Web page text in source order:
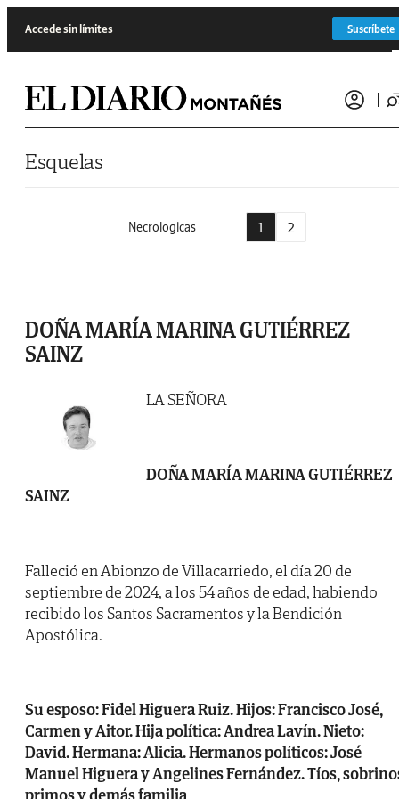
Accede sin límites Suscríbete
Esquelas
Necrologicas 1 2
DOÑA MARÍA MARINA GUTIÉRREZ
SAINZ
LA SEÑORA
DOÑA MARÍA MARINA GUTIÉRREZ
SAINZ
Falleció en Abionzo de Villacarriedo, el día 20 de
septiembre de 2024, a los 54 años de edad, habiendo
recibido los Santos Sacramentos y la Bendición
Apostólica.
Su esposo: Fidel Higuera Ruiz. Hijos: Francisco José,
Carmen y Aitor. Hija política: Andrea Lavín. Nieto:
David. Hermana: Alicia. Hermanos políticos: José
Manuel Higuera y Angelines Fernández. Tíos,